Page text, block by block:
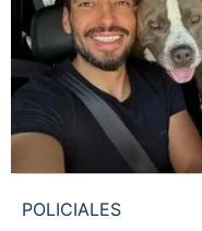
POLICIALES